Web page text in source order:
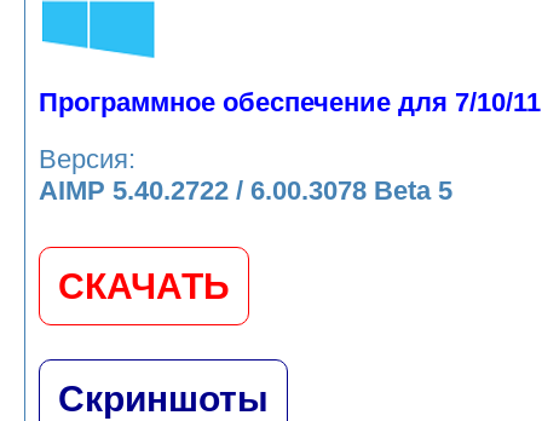
Программное обеспечение для 7/10/11
Версия:
AIMP 5.40.2722 / 6.00.3078 Beta 5
СКАЧАТЬ
Скриншоты